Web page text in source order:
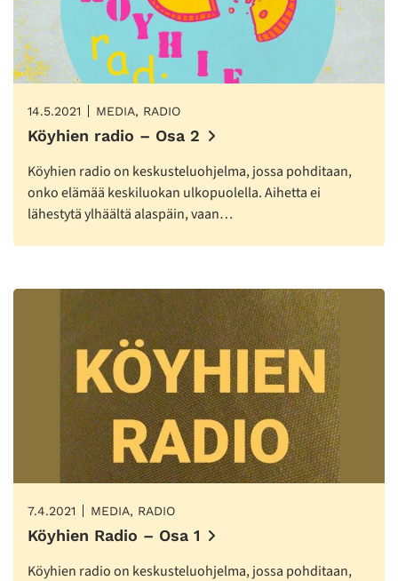
14.5.2021 MEDIA, RADIO
Köyhien radio – Osa 2
Köyhien radio on keskusteluohjelma, jossa pohditaan,
onko elämää keskiluokan ulkopuolella. Aihetta ei
lähestytä ylhäältä alaspäin, vaan…
7.4.2021 MEDIA, RADIO
Köyhien Radio – Osa 1
Köyhien radio on keskusteluohjelma, jossa pohditaan,